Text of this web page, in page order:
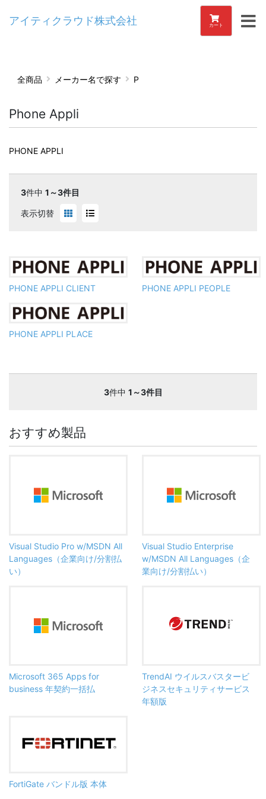
アイティクラウド株式会社 カート
全商品 メーカー名で探す P
Phone Appli
PHONE APPLI
3件中 1～3件目
表示切替
PHONE APPLI CLIENT PHONE APPLI PEOPLE
PHONE APPLI PLACE
3件中 1～3件目
おすすめ製品
Visual Studio Pro w/MSDN All
Languages（企業向け/分割払
い）
Visual Studio Enterprise
w/MSDN All Languages（企
業向け/分割払い）
Microsoft 365 Apps for
business 年契約一括払
TrendAI ウイルスバスタービ
ジネスセキュリティサービス
年額版
FortiGate バンドル版 本体